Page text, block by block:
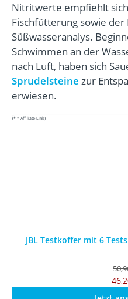
Nitritwerte empfiehlt
Fischfütterung sowie der
Süßwasseranalys.
Schwimmen an der
nach Luft, haben sich
Sprudelsteine zur
erwiesen.
(* = Affiliate-Link)
JBL Testkoffer mit 6